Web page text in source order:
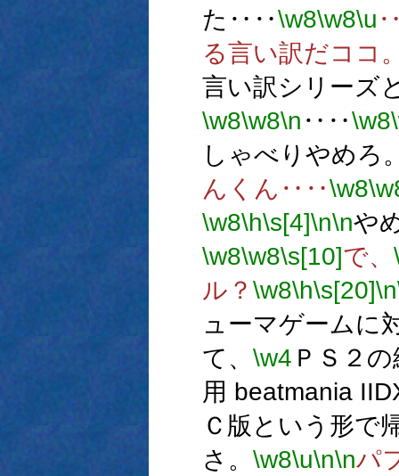
た‥‥\w8\w8\u
る言い訳だココ
言い訳シリーズ
\w8\w8\n ‥‥\w8
しゃべりやめろ
んくん‥‥\w8
\w8\h\s[4]\n\nや
\w8\w8\s[10]で、
ル？ \w8\h\s[20]\n
ューマゲームに
て、 \w4 ＰＳ２
用 beatmania
Ｃ版という形で
さ。 \w8\u\n\nパ